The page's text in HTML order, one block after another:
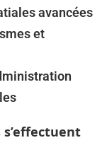
avancées
et